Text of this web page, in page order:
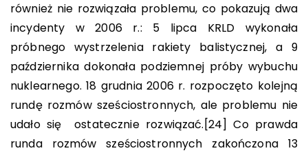
również nie rozwiązała problemu, co pokazują dwa
incydenty w 2006 r.: 5 lipca KRLD wykonała
próbnego wystrzelenia rakiety balistycznej, a 9
października dokonała podziemnej próby wybuchu
nuklearnego. 18 grudnia 2006 r. rozpoczęto kolejną
rundę rozmów sześciostronnych, ale problemu nie
udało się ostatecznie rozwiązać. [24] Co prawda
runda rozmów sześciostronnych zakończona 13